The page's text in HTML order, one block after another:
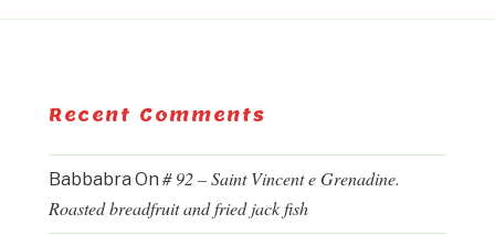
Recent Comments
Babbabra On # 92 – Saint Vincent e Grenadine.
Roasted breadfruit and fried jack fish